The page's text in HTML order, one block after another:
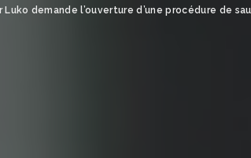
Luko demande l’ouverture d’une procédure de